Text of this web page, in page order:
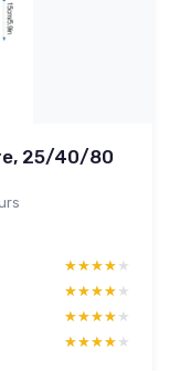
25/40/80
★★★★★
★★★★★
★★★★★
★★★★★
★★★★★
★★★★★
★★★★★
★★★★★